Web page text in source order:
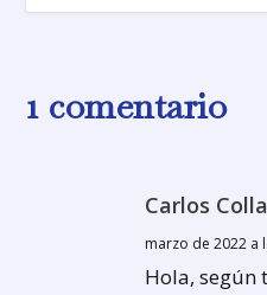
1 comentario
Carlos
marzo de 2022 a
Hola, según